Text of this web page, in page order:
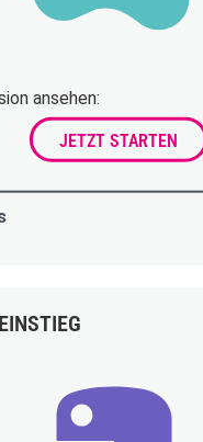
ansehen:
JETZT STARTEN